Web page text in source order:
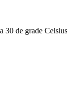
de grade